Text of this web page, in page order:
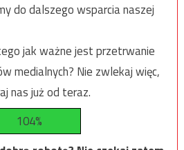
do dalszego wsparcia naszej
jak ważne jest przetrwanie
medialnych? Nie zwlekaj więc,
nas już od teraz.
104%